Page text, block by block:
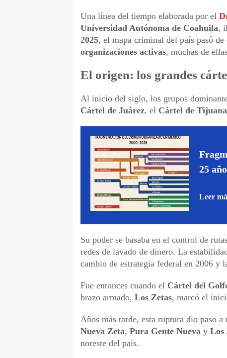
Una línea del tiempo elaborada por el
Universidad Autónoma de Coahuila,
2025, el mapa criminal del país pasó de
organizaciones activas, muchas de
El origen: los grandes
Al inicio del siglo, los grupos
Cártel de Juárez, el Cártel de Tijuana
25
Leer
Su poder se basaba en el control de
redes de lavado de dinero. La
cambio de estrategia federal en 2006 y
Fue entonces cuando el Cártel del
brazo armado, Los Zetas, marcó el
Años más tarde, esta ruptura dio paso a
Nueva Zeta, Pura Gente Nueva y Los
noreste del país.